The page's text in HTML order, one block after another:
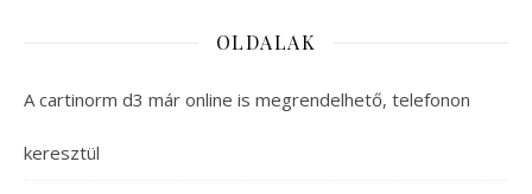
OLDALAK
A cartinorm d3 már online is megrendelhető, telefonon
keresztül